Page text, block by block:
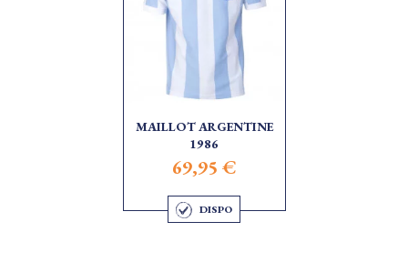
MAILLOT ARGENTINE
1986
69,95 €
DISPO